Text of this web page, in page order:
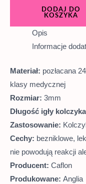
DODAJ DO
KOSZYKA
Opis
Informacje
Materiał: pozłacana
klasy medycznej
Rozmiar: 3mm
Długość igły
Zastosowanie:
Cechy: bezniklowe,
nie powodują reakcji
Producent: Caflon
Produkowane: Anglia